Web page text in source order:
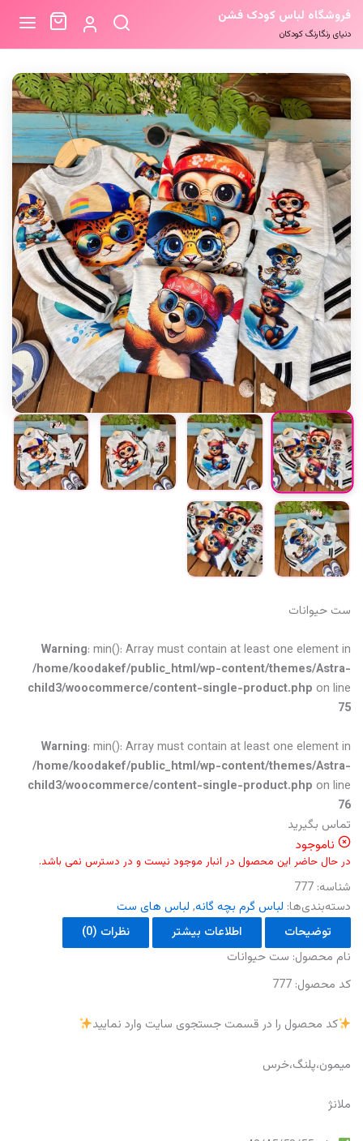
فروشگاه لباس کودک فشن
دنیای رنگارنگ کودکان
ست حیوانات
Warning: min(): Array must contain at least one element in
/home/koodakef/public_html/wp-content/themes/Astra-
child3/woocommerce/content-single-product.php on line
75
Warning: min(): Array must contain at least one element in
/home/koodakef/public_html/wp-content/themes/Astra-
child3/woocommerce/content-single-product.php on line
76
تماس بگیرید
ناموجود
در حال حاضر این محصول در انبار موجود نیست و در دسترس نمی باشد.
شناسه: 777
دسته‌بندی‌ها: لباس گرم بچه گانه, لباس های ست
توضیحات
اطلاعات بیشتر
نظرات (0)
نام‌ محصول: ست حیوانات
کد محصول: 777
کد محصول را در قسمت جستجوی سایت وارد نمایید
میمون،پلنگ،خرس
ملانژ